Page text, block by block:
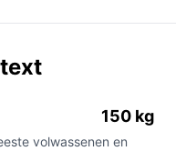
150 kg
volwassenen en